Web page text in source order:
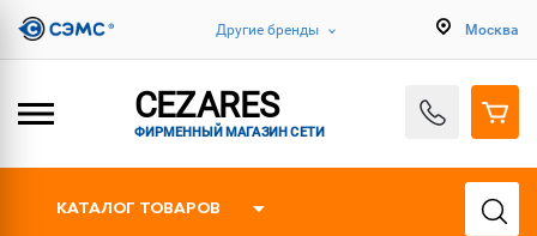
Другие бренды Москва
CEZARES
ФИРМЕННЫЙ МАГАЗИН СЕТИ
КАТАЛОГ ТОВАРОВ